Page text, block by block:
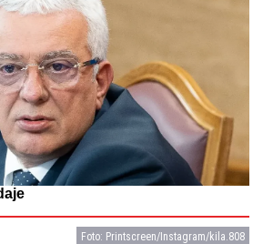
Foto: Printscreen/Instagram/kila.808